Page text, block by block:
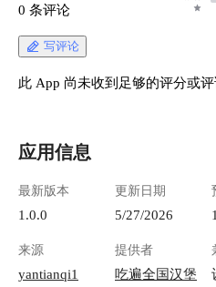
0 条评论
写评论
此 App 尚未收到足够的评分或
应用信息
最新版本
1.0.0
更新日期
5/27/2026
来源
yantianqi1
提供者
吃遍全国汉堡